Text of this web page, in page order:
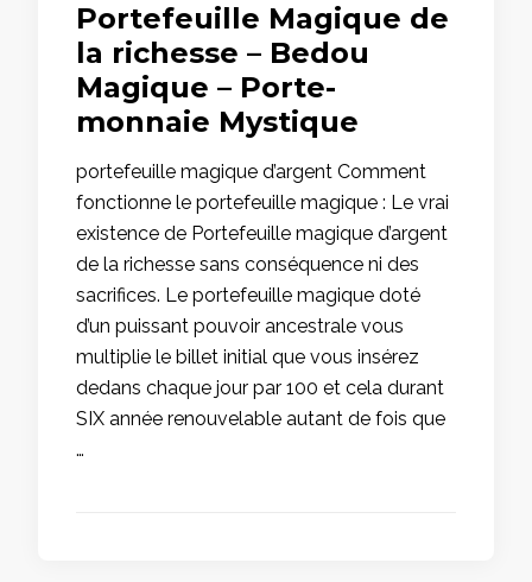
Portefeuille Magique de
la richesse – Bedou
Magique – Porte-
monnaie Mystique
portefeuille magique d’argent Comment
fonctionne le portefeuille magique : Le vrai
existence de Portefeuille magique d’argent
de la richesse sans conséquence ni des
sacrifices. Le portefeuille magique doté
d’un puissant pouvoir ancestrale vous
multiplie le billet initial que vous insérez
dedans chaque jour par 100 et cela durant
SIX année renouvelable autant de fois que
…